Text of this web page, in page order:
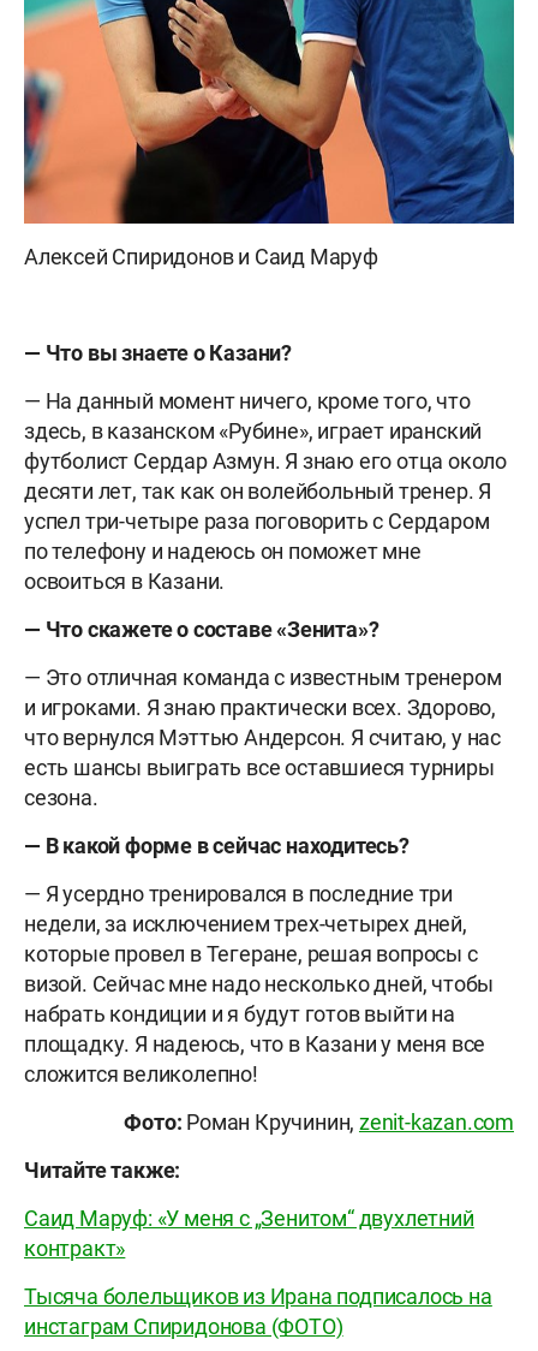
Алексей Спиридонов и Саид Маруф
— Что вы знаете о Казани?
— На данный момент ничего, кроме того, что
здесь, в казанском «Рубине», играет иранский
футболист Сердар Азмун. Я знаю его отца около
десяти лет, так как он волейбольный тренер. Я
успел три-четыре раза поговорить с Сердаром
по телефону и надеюсь он поможет мне
освоиться в Казани.
— Что скажете о составе «Зенита»?
— Это отличная команда с известным тренером
и игроками. Я знаю практически всех. Здорово,
что вернулся Мэттью Андерсон. Я считаю, у нас
есть шансы выиграть все оставшиеся турниры
сезона.
— В какой форме в сейчас находитесь?
— Я усердно тренировался в последние три
недели, за исключением трех-четырех дней,
которые провел в Тегеране, решая вопросы с
визой. Сейчас мне надо несколько дней, чтобы
набрать кондиции и я будут готов выйти на
площадку. Я надеюсь, что в Казани у меня все
сложится великолепно!
Фото: Роман Кручинин, zenit-kazan.com
Читайте также:
Саид Маруф: «У меня с „Зенитом“ двухлетний
контракт»
Тысяча болельщиков из Ирана подписалось на
инстаграм Спиридонова (ФОТО)